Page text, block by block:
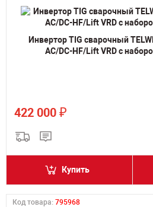
Инвертор TIG сварочный
AC/DC-HF/Lift VRD с
422 000 ₽
Купить
Код товара: 795968